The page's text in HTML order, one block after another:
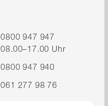
0800 947 947
08.00–17.00 Uhr
0800 947 940
061 277 98 76